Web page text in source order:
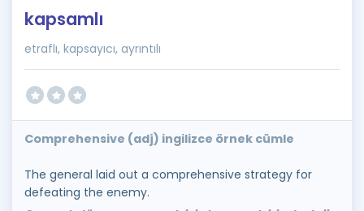
kapsamlı
etraflı, kapsayıcı, ayrıntılı
Comprehensive (adj) ingilizce örnek cümle
The general laid out a comprehensive strategy for
defeating the enemy.